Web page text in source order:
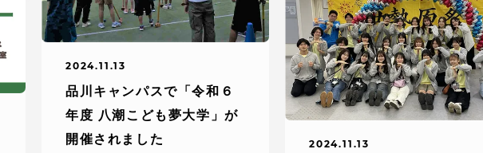
2024.11.13
品川キャンパスで「令和６
年度 八潮こども夢大学」が
開催されました
2024.11.13
学外連携 学園ネットワーク